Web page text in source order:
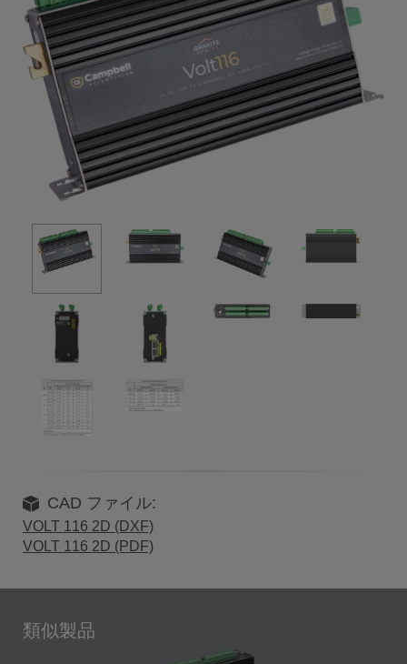
CAD ファイル:
VOLT 116 2D (DXF)
VOLT 116 2D (PDF)
類似製品